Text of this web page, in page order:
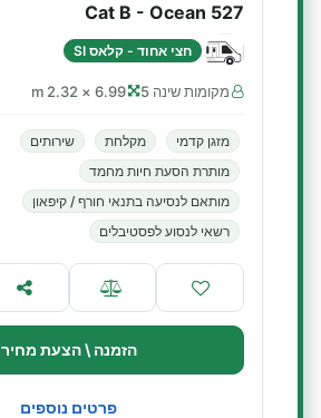
Cat B - Ocean 527
חצי אחוד - קלאס SI
מקומות שינה 5 6.99 × 2.32 m
מזגן קדמי מקלחת
שירותים
מותרת הסעת חיות מחמד
מותאם לנסיעה בתנאי חורף / קיפאון
רשאי לנסוע לפסטיבלים
הזמנה \ הצעת מחיר
פרטים נוספים